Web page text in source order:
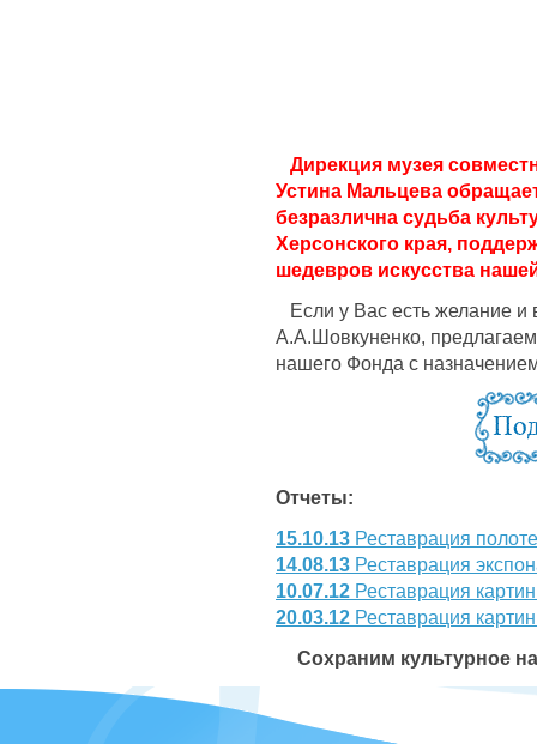
Дирекция музея
Устина Мальцева
безразлична судьба
Херсонского края,
шедевров искусства
Если у Вас есть желание и
А.А.Шовкуненко,
нашего Фонда с
Отчеты:
15.10.13 Реставрация
14.08.13 Реставрация
10.07.12 Реставрация
20.03.12 Реставрация
Сохраним культурное